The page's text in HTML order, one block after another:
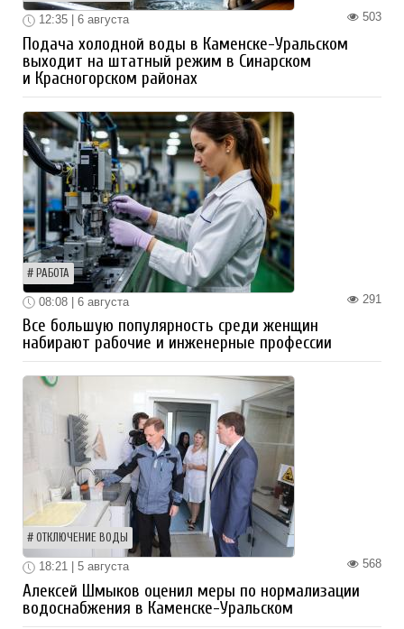
503
12:35 | 6 августа
Подача холодной воды в Каменске-Уральском
выходит на штатный режим в Синарском
и Красногорском районах
РАБОТА
291
08:08 | 6 августа
Все большую популярность среди женщин
набирают рабочие и инженерные профессии
ОТКЛЮЧЕНИЕ ВОДЫ
568
18:21 | 5 августа
Алексей Шмыков оценил меры по нормализации
водоснабжения в Каменске-Уральском